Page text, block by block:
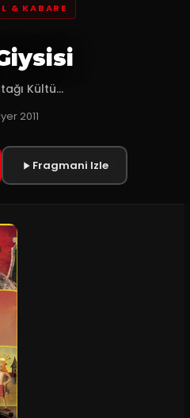
& KABARE
Kültü...
2011
Fragmani Izle